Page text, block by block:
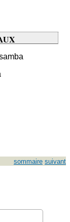
sommaire suivant